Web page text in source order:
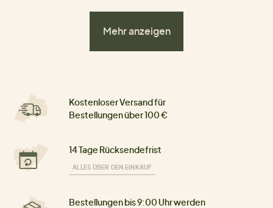
Mehr anzeigen
Kostenloser Versand für
Bestellungen über 100 €
14 Tage Rücksendefrist
ALLES ÜBER DEN EINKAUF
Bestellungen bis 9:00 Uhr werden